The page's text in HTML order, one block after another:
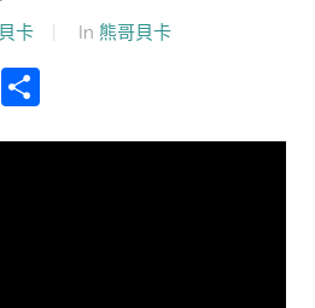
貝卡 In 熊哥貝卡
Telegram